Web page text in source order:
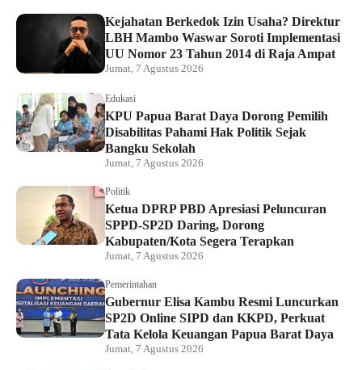
Kejahatan Berkedok Izin Usaha? Direktur
LBH Mambo Waswar Soroti Implementasi
UU Nomor 23 Tahun 2014 di Raja Ampat
Jumat, 7 Agustus 2026
Edukasi
KPU Papua Barat Daya Dorong Pemilih
Disabilitas Pahami Hak Politik Sejak
Bangku Sekolah
Jumat, 7 Agustus 2026
Politik
Ketua DPRP PBD Apresiasi Peluncuran
SPPD-SP2D Daring, Dorong
Kabupaten/Kota Segera Terapkan
Jumat, 7 Agustus 2026
Pemerintahan
Gubernur Elisa Kambu Resmi Luncurkan
SP2D Online SIPD dan KKPD, Perkuat
Tata Kelola Keuangan Papua Barat Daya
Jumat, 7 Agustus 2026